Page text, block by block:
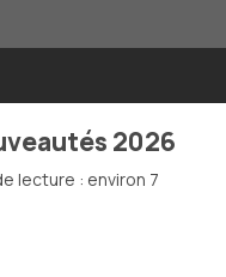
2026
lecture : environ 7